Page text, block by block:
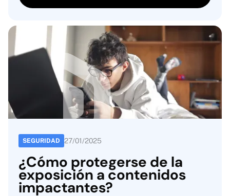
SEGURIDAD 27/01/2025
¿Cómo protegerse de la
exposición a contenidos
impactantes?